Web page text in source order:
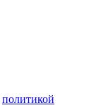
политикой